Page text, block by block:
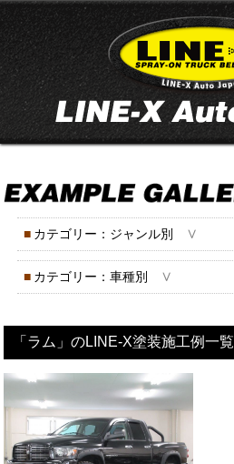
■ カテゴリー：ジャンル別 ∨
■ カテゴリー：車種別 ∨
「ラム」のLINE-X塗装施工例一覧